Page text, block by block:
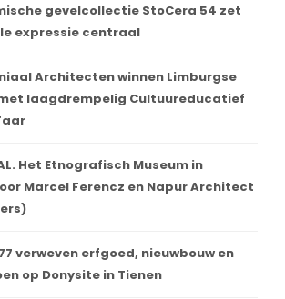
gevelcollectie StoCera 54 zet
expressie centraal
Architecten winnen Limburgse
laagdrempelig Cultuureducatief
Het Etnografisch Museum in
Marcel Ferencz en Napur Architect
verweven erfgoed, nieuwbouw en
op Donysite in Tienen